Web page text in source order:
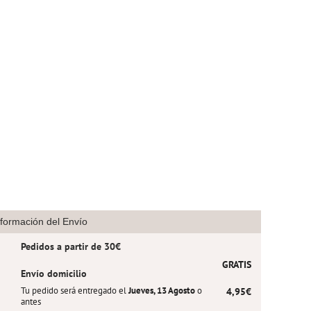
del Envío
Pedidos a partir de 30€
GRATIS
Envío domicilio
4,95€
Tu pedido será entregado elJueves, 13 Agostoo
antes